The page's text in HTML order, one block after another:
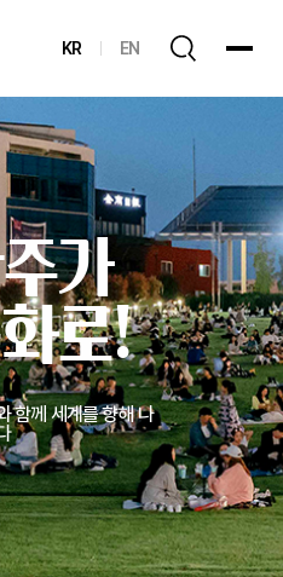
KR EN
가
로!
함께 세계를 향해 나